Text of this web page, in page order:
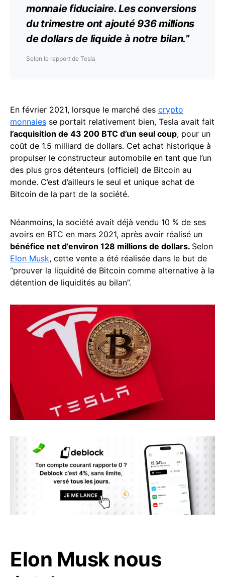
monnaie fiduciaire. Les conversions
du trimestre ont ajouté 936 millions
de dollars de liquide à notre bilan.”
Selon le rapport de Tesla
En février 2021, lorsque le marché des crypto
monnaies se portait relativement bien, Tesla avait fait
l’acquisition de 43 200 BTC d’un seul coup, pour un
coût de 1.5 milliard de dollars. Cet achat historique à
propulser le constructeur automobile en tant que l’un
des plus gros détenteurs (officiel) de Bitcoin au
monde. C’est d’ailleurs le seul et unique achat de
Bitcoin de la part de la société.
Néanmoins, la société avait déjà vendu 10 % de ses
avoirs en BTC en mars 2021, après avoir réalisé un
bénéfice net d’environ 128 millions de dollars. Selon
Elon Musk, cette vente a été réalisée dans le but de
“prouver la liquidité de Bitcoin comme alternative à la
détention de liquidités au bilan”.
Elon Musk nous